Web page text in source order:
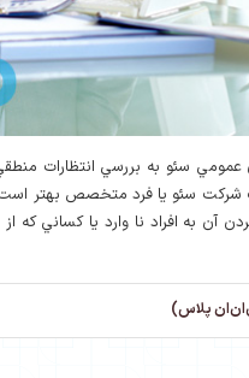
عمومي سئو به بررسي انتظارات
سئو يا فرد متخصص بهتر است
آن به افراد نا وارد يا کساني
پلاس)